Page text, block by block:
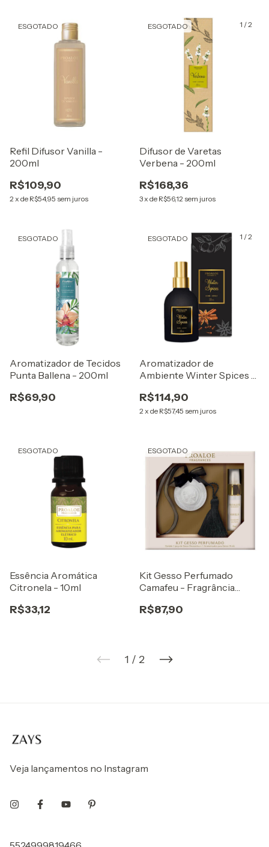
ESGOTADO
Refil Difusor Vanilla -
200ml
R$109,90
2 x de R$54,95 sem juros
1 /2
ESGOTADO
Difusor de Varetas
Verbena - 200ml
R$168,36
3x de R$56,12 sem juros
ESGOTADO
Aromatizador de Tecidos
Punta Ballena - 200ml
R$69,90
1 /2
ESGOTADO
Aromatizador de
Ambiente Winter Spices -
R$114,90
2 x de R$57,45 sem juros
ESGOTADO
Essência Aromática
Citronela - 10ml
R$33,12
ESGOTADO
Kit Gesso Perfumado
Camafeu - Fragrância
R$87,90
1 / 2
Veja lançamentos no Instagram